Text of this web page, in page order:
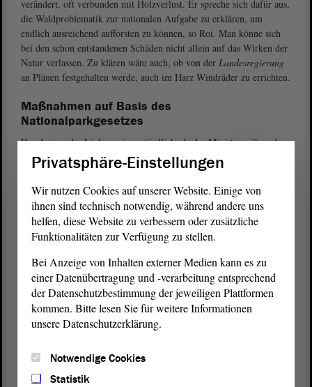
verändert, oft verbunden mit Holzverlust. Er spreche sich dafür aus,
die Waldproblematik zur nationalen Aufgabe zu erklären, um
endlich ausreichend aufforsten zu können, so Roi. Man könne sich
bei den schon entstandenen Schäden nicht allein auf das Wirken der
Natur verlassen. Zu klären wäre auch, ob von der Landesregierung
an Plänen festgehalten werde, auch im Harz Windräder zu errichten.
Maßnahmen auf Basis des
Nationalparkgesetzes
DerAntragder Linken sei verständlich, da der Minister während
der vorhergehenden Regierungsbefragung tatsächlich den
Nationalpark infrage gestellt habe, wenn sich des Ministers Ziele
nicht zeitnah umsetzen ließen, erklärteElrid Pasbrig (SPD). Durch
die Wernigeröder Erklärung sei nun vorerst Abhilfe geschaffen
worden. Sich vom gemeinsamen Konzept des Nationalparks zu
verabschieden, wäre ohnedies ein nicht wiedergutzumachender
Fehler gewesen. Im Konzept sei vorgesehen, dass 75 Prozent der
Fläche des Nationalparks als „natürliche Vielfalt durch Wildnis“
erhalten werde. Hochmoore und Buchenwälder könnten so
geschützt, die natürliche Wiederbesiedlung vorangebracht werden.
Es bestehe die Aufgabe, in bestimmten Bereichen den Brandschutz
zu verstärken, dabei aber in die Natur einzugreifen. Letzteres müsse
jedoch mit dem Nationalparkgesetz vereinbar sein, konstatierte
Äußerungen mit großen Auswirkungen
Privatsphäre-Einstellungen
Wir nutzen Cookies auf unserer Website. Einige von
ihnen sind technisch notwendig, während andere uns
helfen, diese Website zu verbessern oder zusätzliche
Funktionalitäten zur Verfügung zu stellen.
Bei Anzeige von Inhalten externer Medien kann es zu
einer Datenübertragung und -verarbeitung entsprechend
der Datenschutzbestimmung der jeweiligen Plattformen
kommen. Bitte lesen Sie für weitere Informationen
unsere Datenschutzerklärung.
Notwendige Cookies
Statistik